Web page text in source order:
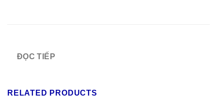
ĐỌC TIẾP
RELATED PRODUCTS